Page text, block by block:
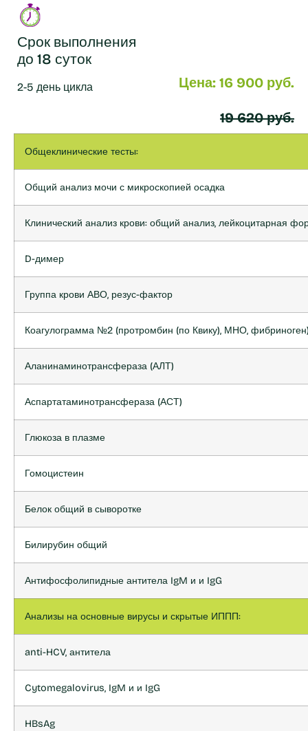
Срок выполнения
до 18 суток
2-5 день цикла Цена: 16 900 руб.
19 620 руб.
Общеклинические тесты:
Общий анализ мочи с микроскопией осадка
Клинический анализ крови: общий анализ, лейкоцитарная
D-димер
Группа крови АВО, резус-фактор
Коагулограмма №2 (протромбин (по Квику), МНО,
Аланинаминотрансфераза (АЛТ)
Аспартатаминотрансфераза (АСТ)
Глюкоза в плазме
Гомоцистеин
Белок общий в сыворотке
Билирубин общий
Антифосфолипидные антитела IgM и и IgG
Анализы на основные вирусы и скрытые ИППП:
anti-HCV, антитела
Cytomegalovirus, IgM и и IgG
HBsAg